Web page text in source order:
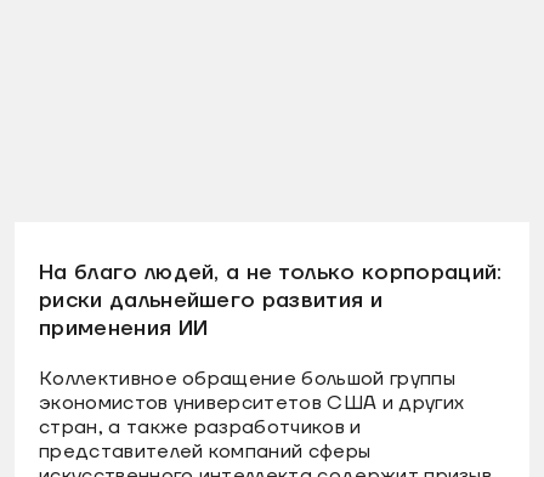
На благо людей, а не только корпораций:
риски дальнейшего развития и
применения ИИ
Коллективное обращение большой группы
экономистов университетов США и других
стран, а также разработчиков и
представителей компаний сферы